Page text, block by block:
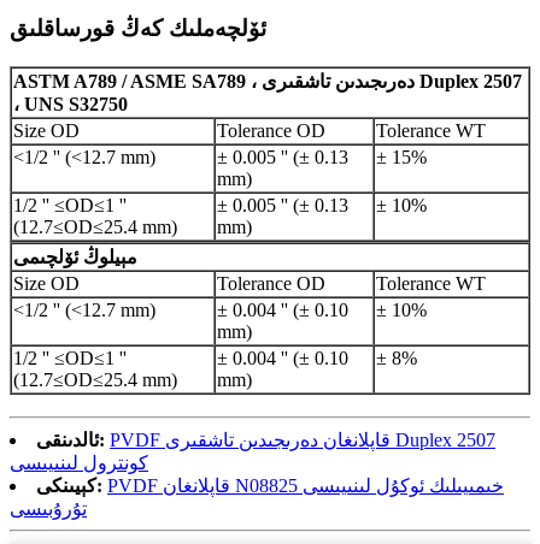
ئۆلچەملىك كەڭ قورساقلىق
ASTM A789 / ASME SA789 ، دەرىجىدىن تاشقىرى Duplex 2507
، UNS S32750
Size OD
Tolerance OD
Tolerance WT
<1/2 '' (<12.7 mm)
± 0.005 '' (± 0.13
mm)
± 15%
1/2 '' ≤OD≤1 ''
(12.7≤OD≤25.4 mm)
± 0.005 '' (± 0.13
mm)
± 10%
مېيلوڭ ئۆلچىمى
Size OD
Tolerance OD
Tolerance WT
<1/2 '' (<12.7 mm)
± 0.004 '' (± 0.10
mm)
± 10%
1/2 '' ≤OD≤1 ''
(12.7≤OD≤25.4 mm)
± 0.004 '' (± 0.10
mm)
± 8%
ئالدىنقى: PVDF قاپلانغان دەرىجىدىن تاشقىرى Duplex 2507
كونترول لىنىيىسى
كېيىنكى: PVDF قاپلانغان N08825 خىمىيىلىك ئوكۇل لىنىيىسى
تۇرۇبىسى